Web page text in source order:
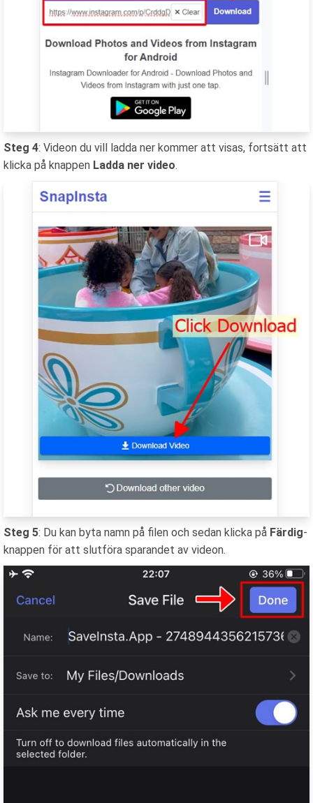
Steg 4: Videon du vill ladda ner kommer att visas, fortsätt att
klicka på knappen Ladda ner video.
Steg 5: Du kan byta namn på filen och sedan klicka på Färdig-
knappen för att slutföra sparandet av videon.